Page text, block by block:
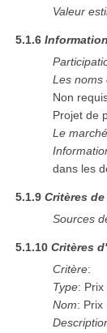
Valeur
5.1.6
Les noms
Non
Projet de
Le
dans les
5.1.9Critères
Sources
5.1.10Critères
Critère:
Type: Prix
Nom: Prix